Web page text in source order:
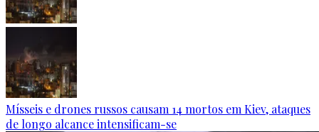
Mísseis e drones russos causam 14 mortos em Kiev, ataques
de longo alcance intensificam-se